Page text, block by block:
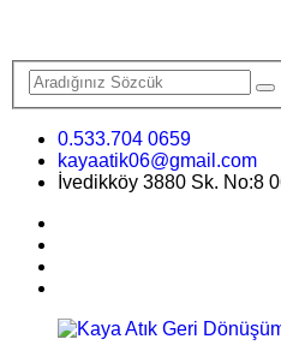
0.533.704 0659
kayaatik06@gmail.com
İvedikköy 3880 Sk. No:8